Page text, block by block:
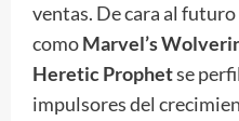
ventas. De cara al
comoMarvel’s
Heretic Prophetse
impulsores del